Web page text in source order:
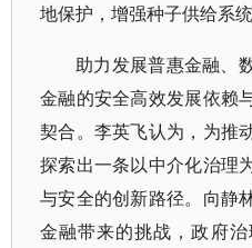
地保护，增强种子供给系统
助力发展普惠金融、
金融的安全高效发展依赖
契合。李英飞认为，为推
探索出一条以中介化治理
与安全的创新路径。向静
金融带来的挑战，政府